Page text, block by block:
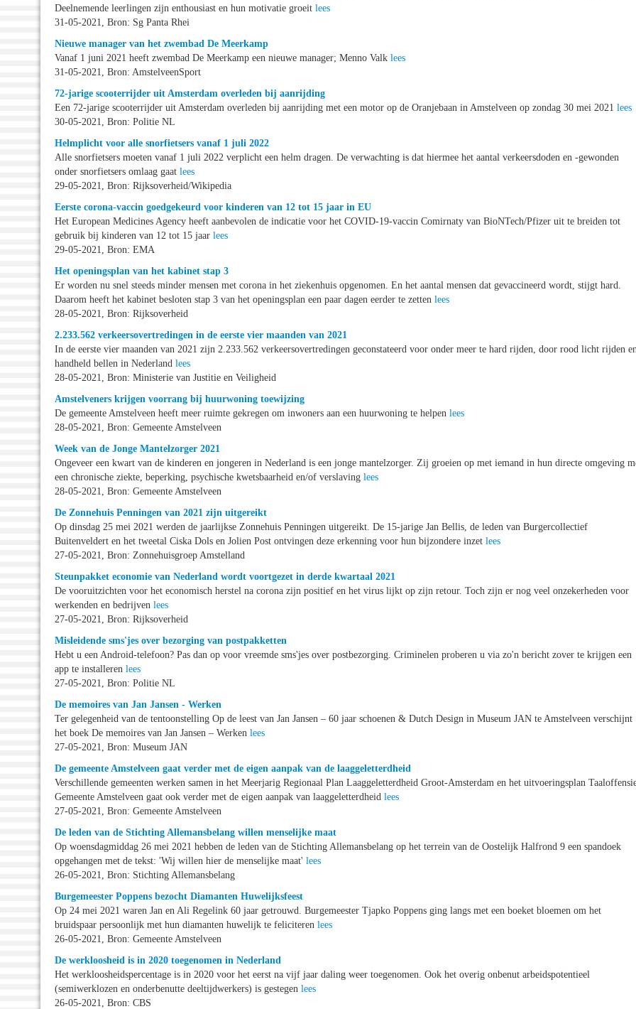
Deelnemende leerlingen zijn enthousiast en hun motivatie groeit lees
31-05-2021, Bron: Sg Panta Rhei
Nieuwe manager van het zwembad De Meerkamp
Vanaf 1 juni 2021 heeft zwembad De Meerkamp een nieuwe manager; Menno Valk lees
31-05-2021, Bron: AmstelveenSport
72-jarige scooterrijder uit Amsterdam overleden bij aanrijding
Een 72-jarige scooterrijder uit Amsterdam overleden bij aanrijding met een motor op de Oranjebaan in Amstelveen op zondag 30 mei 2021 lees
30-05-2021, Bron: Politie NL
Helmplicht voor alle snorfietsers vanaf 1 juli 2022
Alle snorfietsers moeten vanaf 1 juli 2022 verplicht een helm dragen. De verwachting is dat hiermee het aantal verkeersdoden en -gewonden
onder snorfietsers omlaag gaat lees
29-05-2021, Bron: Rijksoverheid/Wikipedia
Eerste corona-vaccin goedgekeurd voor kinderen van 12 tot 15 jaar in EU
Het European Medicines Agency heeft aanbevolen de indicatie voor het COVID-19-vaccin Comirnaty van BioNTech/Pfizer uit te breiden tot
gebruik bij kinderen van 12 tot 15 jaar lees
29-05-2021, Bron: EMA
Het openingsplan van het kabinet stap 3
Er worden nu snel steeds minder mensen met corona in het ziekenhuis opgenomen. En het aantal mensen dat gevaccineerd wordt, stijgt hard.
Daarom heeft het kabinet besloten stap 3 van het openingsplan een paar dagen eerder te zetten lees
28-05-2021, Bron: Rijksoverheid
2.233.562 verkeersovertredingen in de eerste vier maanden van 2021
In de eerste vier maanden van 2021 zijn 2.233.562 verkeersovertredingen geconstateerd voor onder meer te hard rijden, door rood licht rijden
handheld bellen in Nederland lees
28-05-2021, Bron: Ministerie van Justitie en Veiligheid
Amstelveners krijgen voorrang bij huurwoning toewijzing
De gemeente Amstelveen heeft meer ruimte gekregen om inwoners aan een huurwoning te helpen lees
28-05-2021, Bron: Gemeente Amstelveen
Week van de Jonge Mantelzorger 2021
Ongeveer een kwart van de kinderen en jongeren in Nederland is een jonge mantelzorger. Zij groeien op met iemand in hun directe omgeving
een chronische ziekte, beperking, psychische kwetsbaarheid en/of verslaving lees
28-05-2021, Bron: Gemeente Amstelveen
De Zonnehuis Penningen van 2021 zijn uitgereikt
Op dinsdag 25 mei 2021 werden de jaarlijkse Zonnehuis Penningen uitgereikt. De 15-jarige Jan Bellis, de leden van Burgercollectief
Buitenveldert en het tweetal Ciska Dols en Jolien Post ontvingen deze erkenning voor hun bijzondere inzet lees
27-05-2021, Bron: Zonnehuisgroep Amstelland
Steunpakket economie van Nederland wordt voortgezet in derde kwartaal 2021
De vooruitzichten voor het economisch herstel na corona zijn positief en het virus lijkt op zijn retour. Toch zijn er nog veel onzekerheden voor
werkenden en bedrijven lees
27-05-2021, Bron: Rijksoverheid
Misleidende sms'jes over bezorging van postpakketten
Hebt u een Android-telefoon? Pas dan op voor vreemde sms'jes over postbezorging. Criminelen proberen u via zo'n bericht zover te krijgen een
app te installeren lees
27-05-2021, Bron: Politie NL
De memoires van Jan Jansen - Werken
Ter gelegenheid van de tentoonstelling Op de leest van Jan Jansen – 60 jaar schoenen & Dutch Design in Museum JAN te Amstelveen verschijnt
het boek De memoires van Jan Jansen – Werken lees
27-05-2021, Bron: Museum JAN
De gemeente Amstelveen gaat verder met de eigen aanpak van de laaggeletterdheid
Verschillende gemeenten werken samen in het Meerjarig Regionaal Plan Laaggeletterdheid Groot-Amsterdam en het uitvoeringsplan
Gemeente Amstelveen gaat ook verder met de eigen aanpak van laaggeletterdheid lees
27-05-2021, Bron: Gemeente Amstelveen
De leden van de Stichting Allemansbelang willen menselijke maat
Op woensdagmiddag 26 mei 2021 hebben de leden van de Stichting Allemansbelang op het terrein van de Oostelijk Halfrond 9 een spandoek
opgehangen met de tekst: 'Wij willen hier de menselijke maat' lees
26-05-2021, Bron: Stichting Allemansbelang
Burgemeester Poppens bezocht Diamanten Huwelijksfeest
Op 24 mei 2021 waren Jan en Ali Regelink 60 jaar getrouwd. Burgemeester Tjapko Poppens ging langs met een boeket bloemen om het
bruidspaar persoonlijk met hun diamanten huwelijk te feliciteren lees
26-05-2021, Bron: Gemeente Amstelveen
De werkloosheid is in 2020 toegenomen in Nederland
Het werkloosheidspercentage is in 2020 voor het eerst na vijf jaar daling weer toegenomen. Ook het overig onbenut arbeidspotentieel
(semiwerklozen en onderbenutte deeltijdwerkers) is gestegen lees
26-05-2021, Bron: CBS